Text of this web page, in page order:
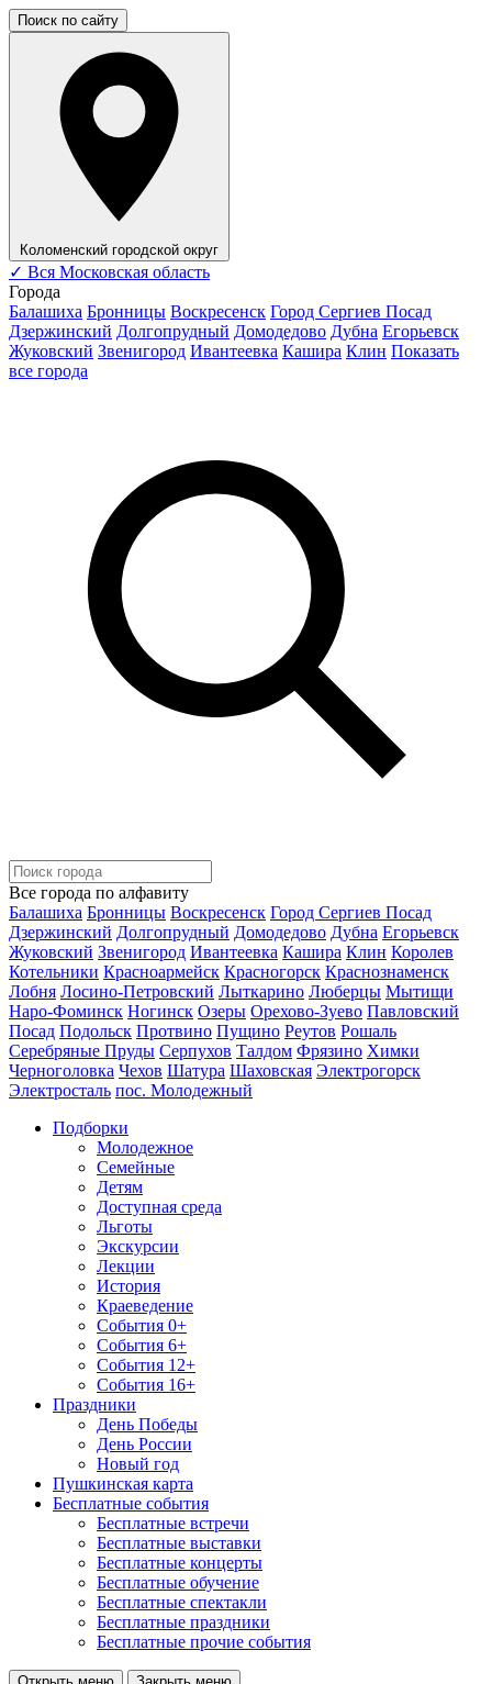
Поиск по сайту
Коломенский городской округ
✓ Вся Московская область
Города
Балашиха Бронницы Воскресенск Город Сергиев Посад
Дзержинский Долгопрудный Домодедово Дубна Егорьевск
Жуковский Звенигород Ивантеевка Кашира Клин Показать
все города
Все города по алфавиту
Балашиха Бронницы Воскресенск Город Сергиев Посад
Дзержинский Долгопрудный Домодедово Дубна Егорьевск
Жуковский Звенигород Ивантеевка Кашира Клин Королев
Котельники Красноармейск Красногорск Краснознаменск
Лобня Лосино-Петровский Лыткарино Люберцы Мытищи
Наро-Фоминск Ногинск Озеры Орехово-Зуево Павловский
Посад Подольск Протвино Пущино Реутов Рошаль
Серебряные Пруды Серпухов Талдом Фрязино Химки
Черноголовка Чехов Шатура Шаховская Электрогорск
Электросталь пос. Молодежный
Подборки
Молодежное
Семейные
Детям
Доступная среда
Льготы
Экскурсии
Лекции
История
Краеведение
События 0+
События 6+
События 12+
События 16+
Праздники
День Победы
День России
Новый год
Пушкинская карта
Бесплатные события
Бесплатные встречи
Бесплатные выставки
Бесплатные концерты
Бесплатные обучение
Бесплатные спектакли
Бесплатные праздники
Бесплатные прочие события